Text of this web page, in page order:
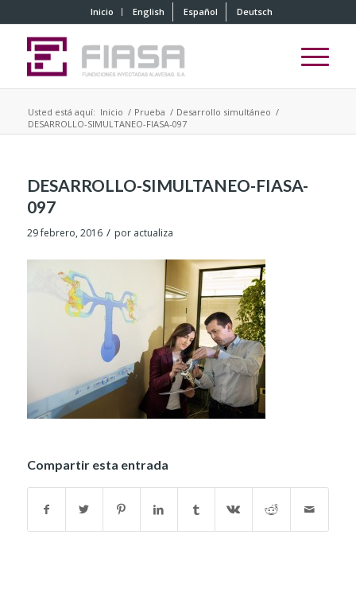
Inicio English Español Deutsch
Usted está aquí: Inicio / Prueba / Desarrollo simultáneo /
DESARROLLO-SIMULTANEO-FIASA-097
DESARROLLO-SIMULTANEO-FIASA-
097
29 febrero, 2016 / por actualiza
Compartir esta entrada